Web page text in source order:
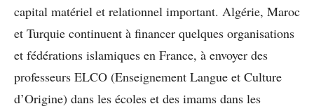
capital matériel et relationnel important. Algérie, Maroc
et Turquie continuent à financer quelques organisations
et fédérations islamiques en France, à envoyer des
professeurs ELCO (Enseignement Langue et Culture
d’Origine) dans les écoles et des imams dans les